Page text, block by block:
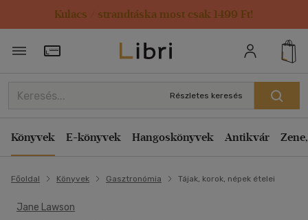
Kulacs / strandtáska most csak 1499 Ft!
Törzsvásárlói Kártya adatai
Részletes keresés
Könyvek E-könyvek Hangoskönyvek Antikvár
Főoldal Könyvek Gasztronómia Tájak, korok, népek ételei
Jane Lawson